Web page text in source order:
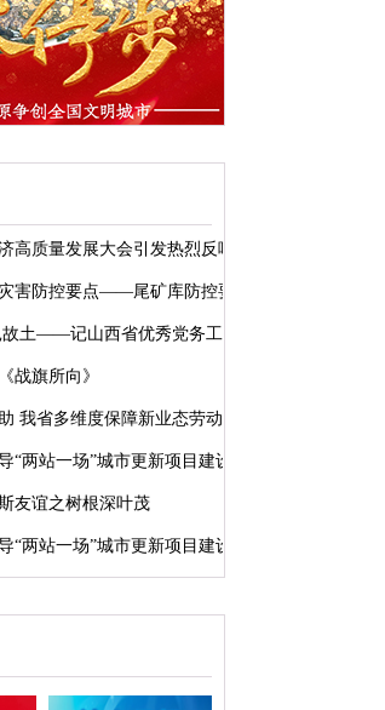
高质量发展大会引发热烈反响
害防控要点——尾矿库防控要点
土——记山西省优秀党务工作...
战旗所向》
我省多维度保障新业态劳动者...
“两站一场”城市更新项目建设
友谊之树根深叶茂
“两站一场”城市更新项目建设